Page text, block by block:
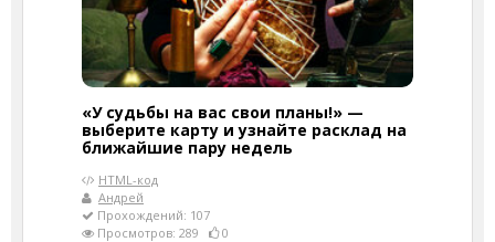
«У судьбы на вас свои планы!» —
выберите карту и узнайте расклад на
ближайшие пару недель
HTML-код
Андрей
Прохождений: 107
Просмотров: 289
0